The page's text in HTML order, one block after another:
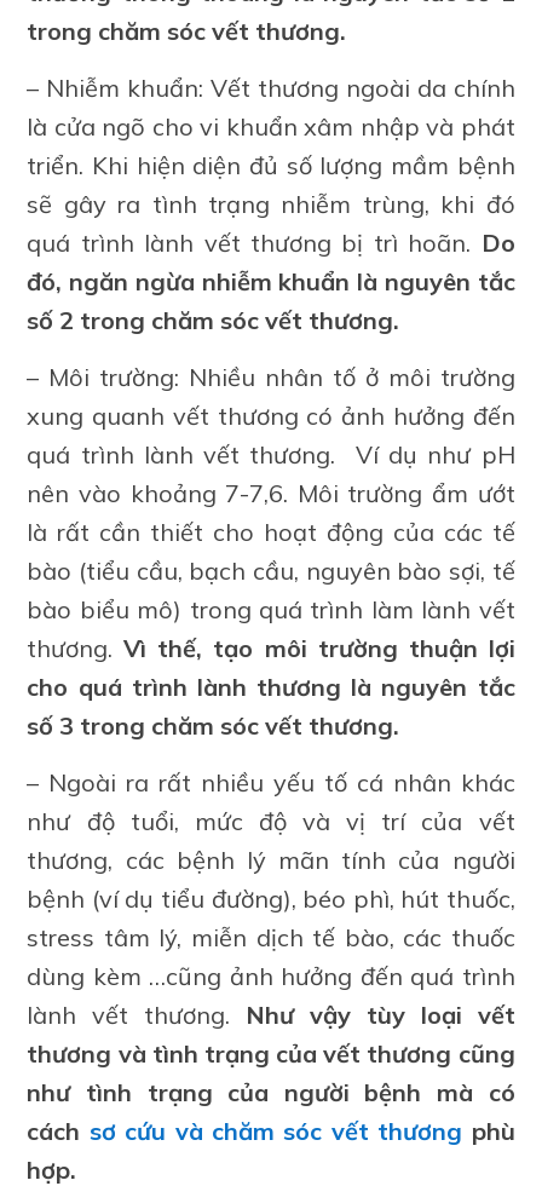
trong chăm sóc vết thương.
– Nhiễm khuẩn: Vết thương ngoài da chính
là cửa ngõ cho vi khuẩn xâm nhập và phát
triển. Khi hiện diện đủ số lượng mầm bệnh
sẽ gây ra tình trạng nhiễm trùng, khi đó
quá trình lành vết thương bị trì hoãn. Do
đó, ngăn ngừa nhiễm khuẩn là nguyên tắc
số 2 trong chăm sóc vết thương.
– Môi trường: Nhiều nhân tố ở môi trường
xung quanh vết thương có ảnh hưởng đến
quá trình lành vết thương. Ví dụ như pH
nên vào khoảng 7-7,6. Môi trường ẩm ướt
là rất cần thiết cho hoạt động của các tế
bào (tiểu cầu, bạch cầu, nguyên bào sợi, tế
bào biểu mô) trong quá trình làm lành vết
thương.Vì thế, tạo môi trường thuận lợi
cho quá trình lành thương là nguyên tắc
số 3 trong chăm sóc vết thương.
– Ngoài ra rất nhiều yếu tố cá nhân khác
như độ tuổi, mức độ và vị trí của vết
thương, các bệnh lý mãn tính của người
bệnh (ví dụ tiểu đường), béo phì, hút thuốc,
stress tâm lý, miễn dịch tế bào, các thuốc
dùng kèm …cũng ảnh hưởng đến quá trình
lành vết thương. Như vậy tùy loại vết
thương và tình trạng của vết thương cũng
như tình trạng của người bệnh mà có
cách sơ cứu và chăm sóc vết thương phù
hợp.